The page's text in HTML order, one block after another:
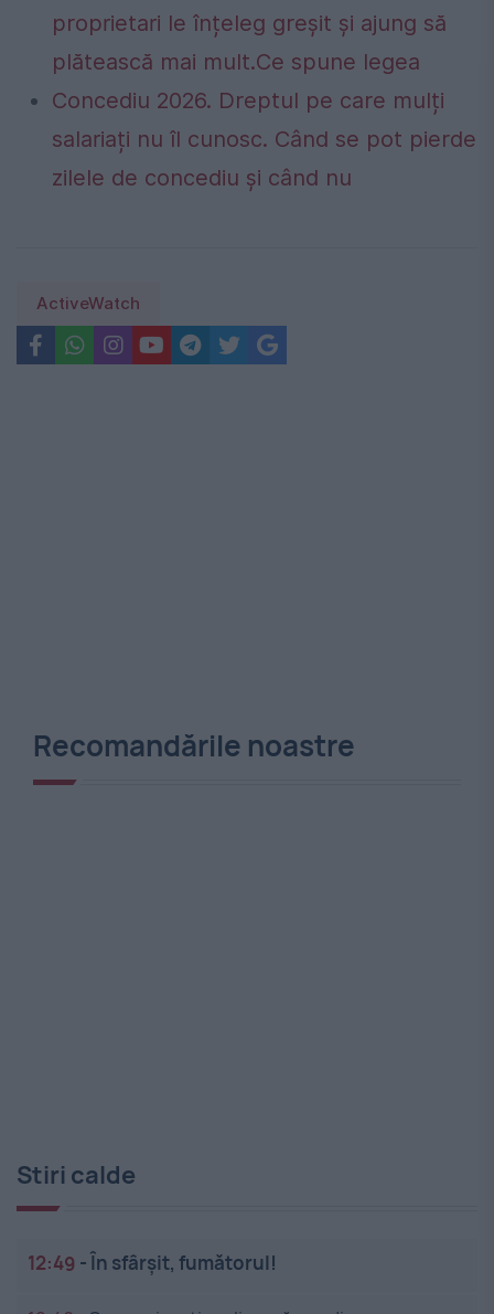
proprietari le înțeleg greșit și ajung să
plătească mai mult.Ce spune legea
Concediu 2026. Dreptul pe care mulți
salariați nu îl cunosc. Când se pot pierde
zilele de concediu și când nu
ActiveWatch
Recomandările noastre
Stiri calde
12:49 -În sfârșit, fumătorul!